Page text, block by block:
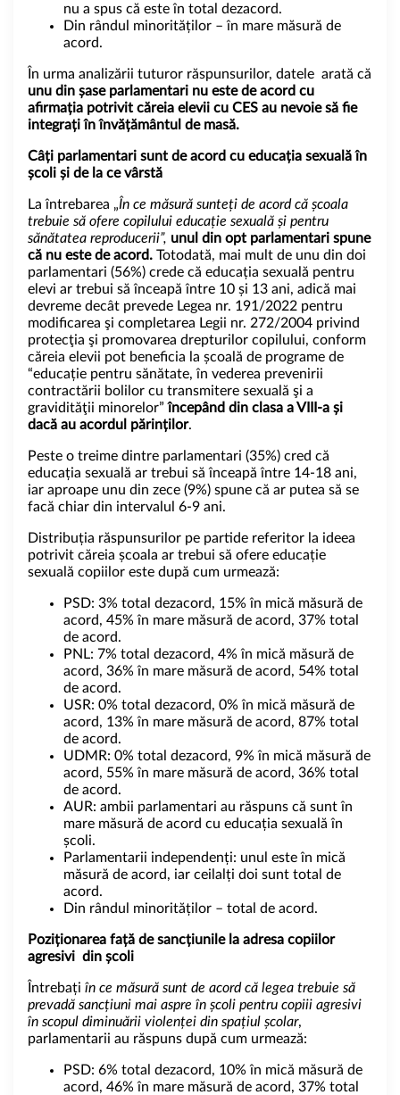
nu a spus că este în total dezacord.
Din rândul minorităților – în mare măsură de
acord.
În urma analizării tuturor răspunsurilor, datele arată că
unu din șase parlamentari nu este de acord cu
afirmația potrivit căreia elevii cu CES au nevoie să fie
integrați în învățământul de masă.
Câți parlamentari sunt de acord cu educația sexuală în
școli și de la ce vârstă
La întrebarea „În ce măsură sunteți de acord că școala
trebuie să ofere copilului educație sexuală și pentru
sănătatea reproducerii”, unul din opt parlamentari spune
că nu este de acord. Totodată, mai mult de unu din doi
parlamentari (56%) crede că educația sexuală pentru
elevi ar trebui să înceapă între 10 și 13 ani, adică mai
devreme decât prevede Legea nr. 191/2022 pentru
modificarea şi completarea Legii nr. 272/2004 privind
protecţia şi promovarea drepturilor copilului, conform
căreia elevii pot beneficia la școală de programe de
“educație pentru sănătate, în vederea prevenirii
contractării bolilor cu transmitere sexuală şi a
gravidităţii minorelor”începând din clasa a VIII-a și
dacă au acordul părinților.
Peste o treime dintre parlamentari (35%) cred că
educația sexuală ar trebui să înceapă între 14-18 ani,
iar aproape unu din zece (9%) spune că ar putea să se
facă chiar din intervalul 6-9 ani.
Distribuția răspunsurilor pe partide referitor la ideea
potrivit căreia școala ar trebui să ofere educație
sexuală copiilor este după cum urmează:
PSD: 3% total dezacord, 15% în mică măsură de
acord, 45% în mare măsură de acord, 37% total
de acord.
PNL: 7% total dezacord, 4% în mică măsură de
acord, 36% în mare măsură de acord, 54% total
de acord.
USR: 0% total dezacord, 0% în mică măsură de
acord, 13% în mare măsură de acord, 87% total
de acord.
UDMR: 0% total dezacord, 9% în mică măsură de
acord, 55% în mare măsură de acord, 36% total
de acord.
AUR: ambii parlamentari au răspuns că sunt în
mare măsură de acord cu educația sexuală în
școli.
Parlamentarii independenți: unul este în mică
măsură de acord, iar ceilalți doi sunt total de
acord.
Din rândul minorităților – total de acord.
Poziționarea față de sancțiunile la adresa copiilor
agresivi din școli
Întrebați în ce măsură sunt de acord că legea trebuie să
prevadă sancțiuni mai aspre în școli pentru copiii agresivi
în scopul diminuării violenței din spațiul școlar,
parlamentarii au răspuns după cum urmează:
PSD: 6% total dezacord, 10% în mică măsură de
acord, 46% în mare măsură de acord, 37% total